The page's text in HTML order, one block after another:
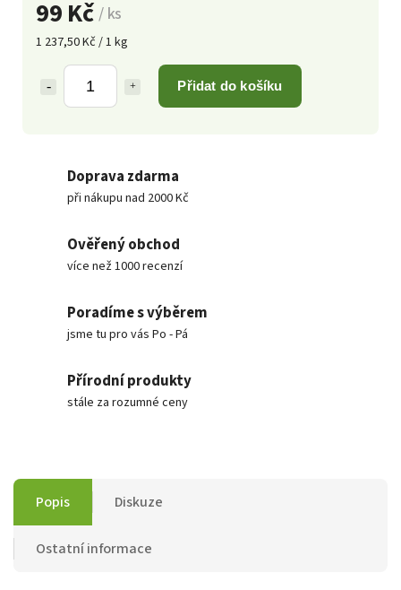
99 Kč/ ks
1 237,50 Kč / 1 kg
Přidat do košíku
Doprava zdarma
při nákupu nad 2000 Kč
Ověřený obchod
více než 1000 recenzí
Poradíme s výběrem
jsme tu pro vás Po - Pá
Přírodní produkty
stále za rozumné ceny
Popis Diskuze
Ostatní informace